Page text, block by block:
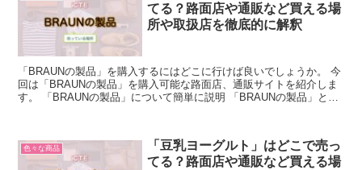
てる？路面店や通販など買える場
所や取扱店を徹底的に解釈
「BRAUNの製品」を購入するにはどこに行けば良いでしょうか。 今
回は「BRAUNの製品」を購入可能な路面店、通販サイトを紹介しま
す。 「BRAUNの製品」について簡単に説明 「BRAUNの製品」と
色々な商品
「豆乳ヨーグルト」はどこで売っ
てる？路面店や通販など買える場